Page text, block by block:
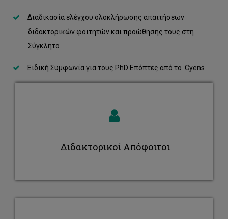
Διαδικασία ελέγχου ολοκλήρωσης απαιτήσεων
διδακτορικών φοιτητών και προώθησης τους στη
Σύγκλητο
Ειδική Συμφωνία για τους PhD Επόπτες από το Cyens
Διδακτορικοί Απόφοιτοι